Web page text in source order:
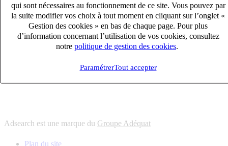
qui sont nécessaires au fonctionnement de ce site. Vous pouvez par
la suite modifier vos choix à tout moment en cliquant sur l’onglet «
Gestion des cookies » en bas de chaque page. Pour plus
d’information concernant l’utilisation de vos cookies, consultez
notre politique de gestion des cookies
ParamétrerTout accepter
6 solutions
s'adapter à vos besoin en recrutement
10 univers
connaître votre secteur et ses enjeux
proximité avec nos clients et nos talents
Adsearch est une marque du Groupe Adéquat
Plan du site